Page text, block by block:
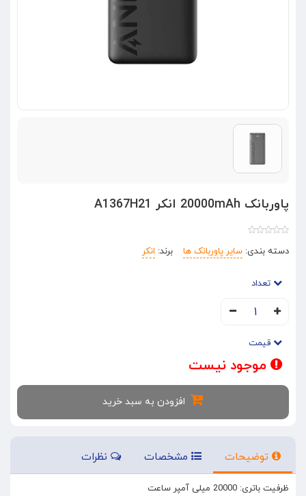
پاوربانک 20000mAh انکر A1367H21
دسته بندی: سایر پاوربانک ها برند: انکر
تعداد
۱
قیمت
موجود نیست
افزودن به سبد خرید
توضیحات مشخصات نظرات
ظرفیت باتری: 20000 میلی آمپر ساعت